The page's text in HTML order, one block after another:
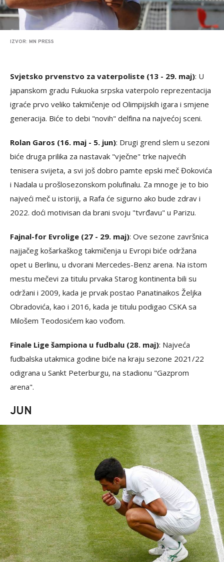
IZVOR: MN PRESS
Svjetsko prvenstvo za vaterpoliste (13 - 29. maj): U
japanskom gradu Fukuoka srpska vaterpolo reprezentacija
igraće prvo veliko takmičenje od Olimpijskih igara i smjene
generacija. Biće to debi "novih" delfina na najvećoj sceni.
Rolan Garos (16. maj - 5. jun): Drugi grend slem u sezoni
biće druga prilika za nastavak "vječne" trke najvećih
tenisera svijeta, a svi još dobro pamte epski meč Đokovića
i Nadala u prošlosezonskom polufinalu. Za mnoge je to bio
najveći meč u istoriji, a Rafa će sigurno ako bude zdrav i
2022. doći motivisan da brani svoju "tvrđavu" u Parizu.
Fajnal-for Evrolige (27 - 29. maj): Ove sezone završnica
najjačeg košarkaškog takmičenja u Evropi biće održana
opet u Berlinu, u dvorani Mercedes-Benz arena. Na istom
mestu mečevi za titulu prvaka Starog kontinenta bili su
održani i 2009, kada je prvak postao Panatinaikos Željka
Obradovića, kao i 2016, kada je titulu podigao CSKA sa
Milošem Teodosićem kao vođom.
Finale Lige šampiona u fudbalu (28. maj): Najveća
fudbalska utakmica godine biće na kraju sezone 2021/22
odigrana u Sankt Peterburgu, na stadionu "Gazprom
arena".
JUN